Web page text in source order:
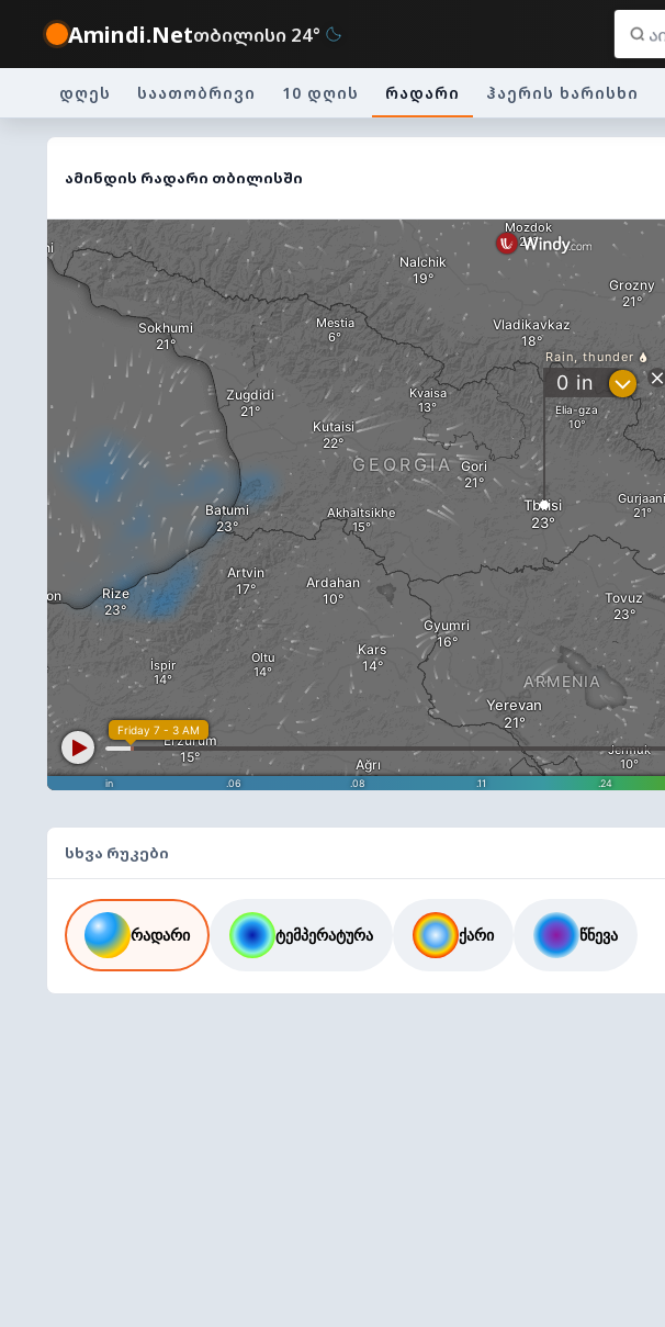
Amindi.Netთბილისი 24°
დღეს საათობრივი 10 დღის რადარი ჰაერის ხარისხი
ამინდის რადარი თბილისში
სხვა რუკები
რადარი ტემპერატურა ქარი წნევა